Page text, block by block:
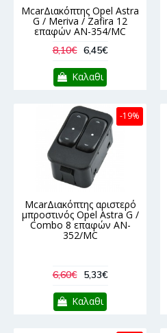
McarΔιακόπτης Opel Astra
G / Meriva / Zafira 12
επαφών AN-354/MC
8,10€ 6,45€
Καλαθι
-19%
McarΔιακόπτης αριστερό
μπροστινός Opel Astra G /
Combo 8 επαφών AN-
352/MC
6,60€ 5,33€
Καλαθι